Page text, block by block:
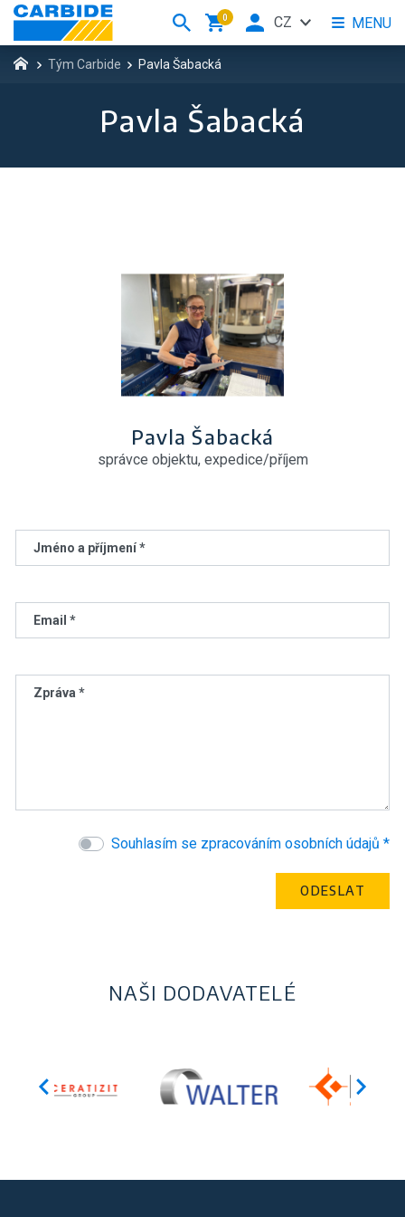
Tým Carbide Pavla Šabacká
Pavla Šabacká
Pavla Šabacká
správce objektu, expedice/příjem
Jméno a příjmení *
Email *
Zpráva *
Souhlasím se zpracováním osobních údajů *
NAŠI DODAVATELÉ
0 MENU
CZ